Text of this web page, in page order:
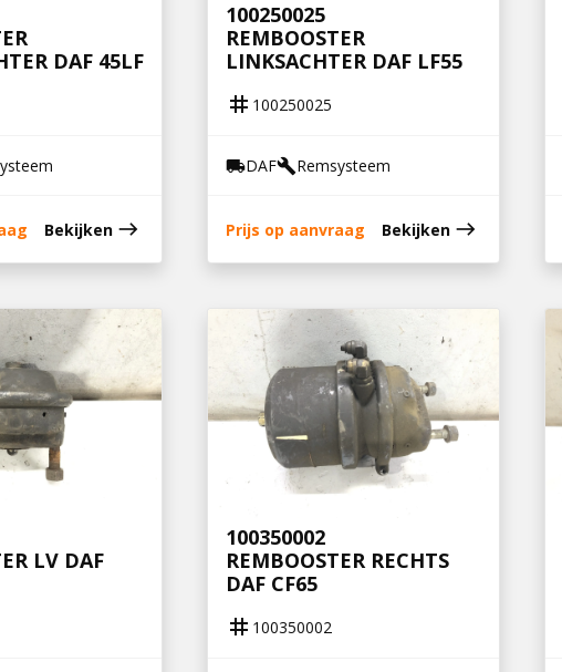
DAF 45LF
Bekijken east
100250025
REMBOOSTER
LINKSACHTER DAF LF55
tag 100250025
local_shippingDAFbuildRemsysteem
Prijs op aanvraag Bekijken east
LV DAF
100350002
REMBOOSTER RECHTS
DAF CF65
tag 100350002